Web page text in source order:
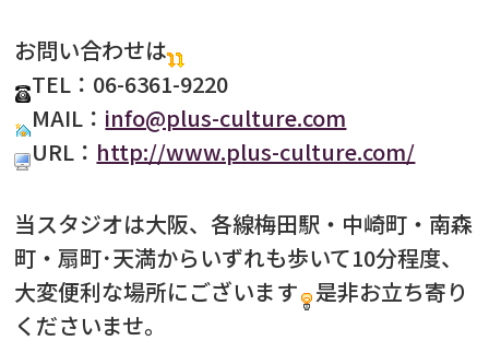
お問い合わせは
TEL：06-6361-9220
MAIL： info@plus-culture.com
URL： http://www.plus-culture.com/
当スタジオは大阪、各線梅田駅・中崎町・南森
町・扇町･天満からいずれも歩いて10分程度、
大変便利な場所にございます
是非お立ち寄り
くださいませ。